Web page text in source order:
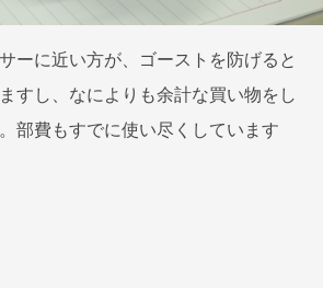
ーに近い方が、ゴーストを防げると
すし、なによりも余計な買い物をし
部費もすでに使い尽くしています